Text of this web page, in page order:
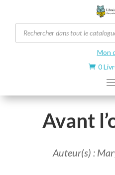
Recherche
de
produits
Mon
 0
Avant
Auteur(s) :